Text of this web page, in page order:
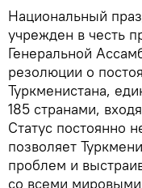
Национальный
учрежден в честь
Генеральной
резолюции о
Туркменистана,
185 странами,
Статус постоянно
позволяет
проблем и
со всеми